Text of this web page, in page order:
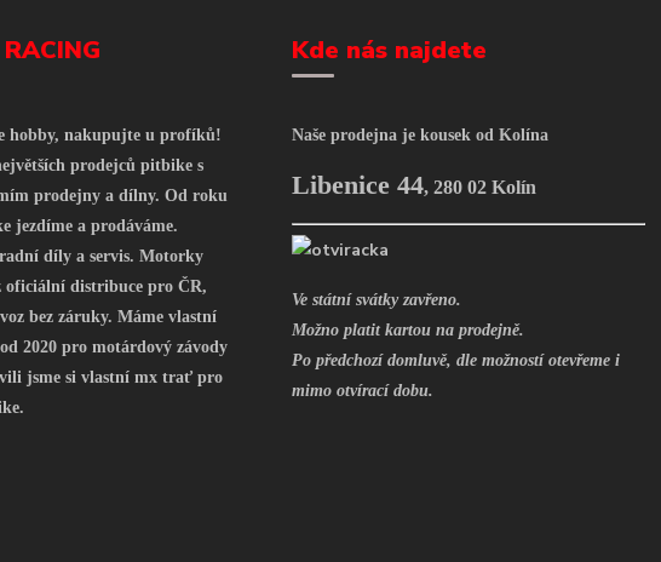
hobby, nakupujte u profíků!
prodejců pitbike s
prodejny a dílny. Od roku
jezdíme a prodáváme.
díly a servis. Motorky
oficiální distribuce pro ČR,
bez záruky. Máme vlastní
2020 pro motárdový závody
jsme si vlastní mx trať pro
Kde nás najdete
Naše prodejna je kousek od Kolína
Libenice 44, 280 02 Kolín
Ve státní svátky zavřeno.
Možno platit kartou na prodejně.
Po předchozí domluvě, dle možností otevřeme i
mimo otvírací dobu.